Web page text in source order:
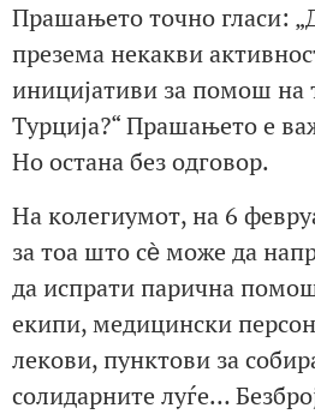
Прашањето точно гласи:
презема некакви
иницијативи за помош на
Турција?“ Прашањето е
Но остана без одговор.
На колегиумот, на 6
за тоа што сѐ може да
да испрати парична
екипи, медицински
лекови, пунктови за
солидарните луѓе…